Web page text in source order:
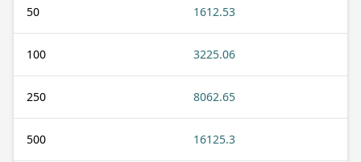
50 1612.53
100 3225.06
250 8062.65
500 16125.3